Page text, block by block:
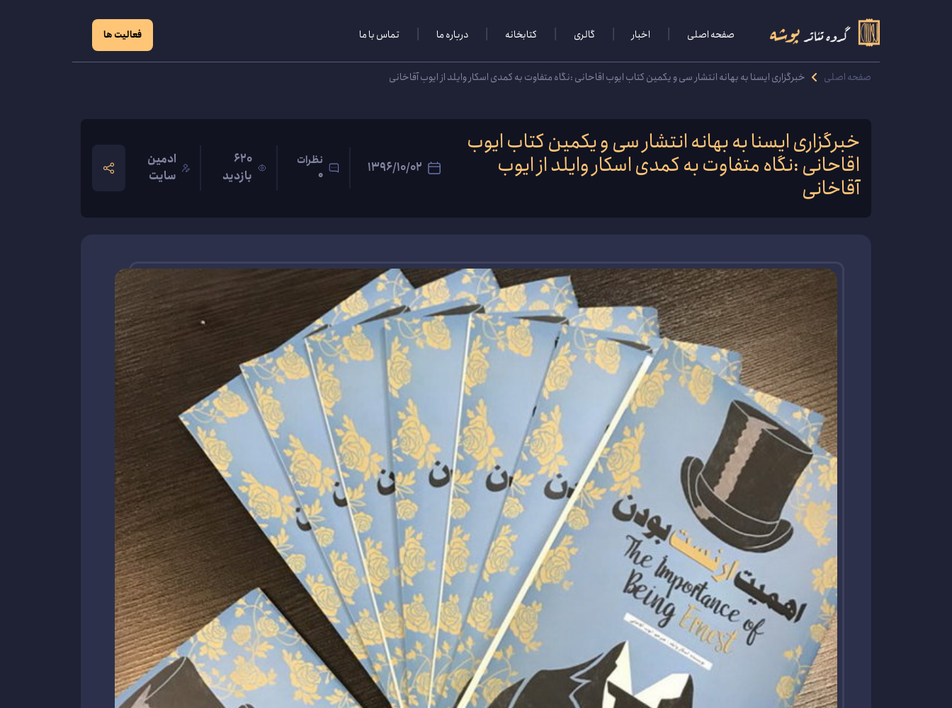
صفحه اصلی اخبار گالری کتابخانه درباره‌ ما تماس با ما فعالیت ها
صفحه اصلی خبرگزاری ایسنا به بهانه انتشار سی و یکمین کتاب ایوب اقاحانی :نگاه متفاوت به کمدی اسکار وایلد از ایوب آقاخانی
خبرگزاری ایسنا به بهانه انتشار سی و یکمین کتاب ایوب
اقاحانی :نگاه متفاوت به کمدی اسکار وایلد از ایوب
آقاخانی
1396/10/02
نظرات
0
620
بازدید
ادمین
سایت